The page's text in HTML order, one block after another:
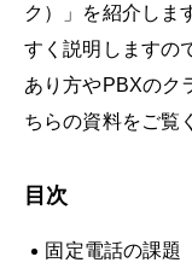
ク）」を紹介しま
すく説明しますの
あり方やPBXのク
ちらの資料をご覧
目次
固定電話の課題